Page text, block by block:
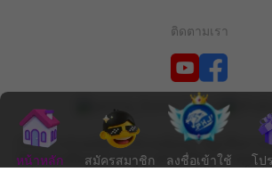
หน้าหลัก สมัครสมาชิก ลงชื่อเข้าใช้ โป
ติดตามเรา
PXJ นำเสนอผลิตภัณฑ์เกมส์คุณภาพสูงที่หลากห
ทีมช่วยเหลือลูกค้าของเราพร้อมให้บริการคุณต